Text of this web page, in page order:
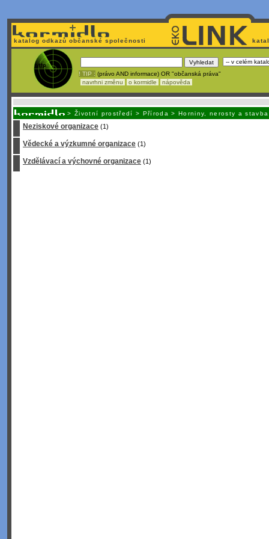
katalog odkazů občanské společnosti
! TIP : (právo AND informace) OR "občanská práva"
navrhni změnu
o kormidle nápověda
> Životní prostředí > Příroda >Horniny, nerosty a stavba
Neziskové organizace (1)
Vědecké a výzkumné organizace (1)
Vzdělávací a výchovné organizace (1)